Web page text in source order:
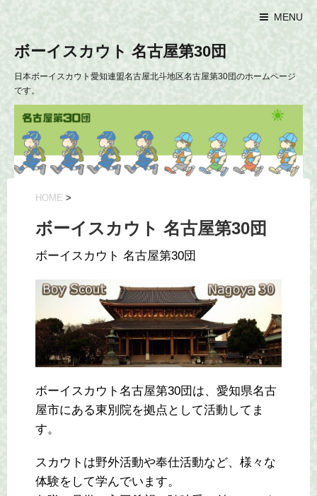
MENU
ボーイスカウト 名古屋第30団
日本ボーイスカウト愛知連盟名古屋北斗地区名古屋第30団のホームページ
です。
HOME >
ボーイスカウト 名古屋第30団
ボーイスカウト 名古屋第30団
ボーイスカウト名古屋第30団は、愛知県名古
屋市にある東別院を拠点として活動してま
す。
スカウトは野外活動や奉仕活動など、様々な
体験をして学んでいます。